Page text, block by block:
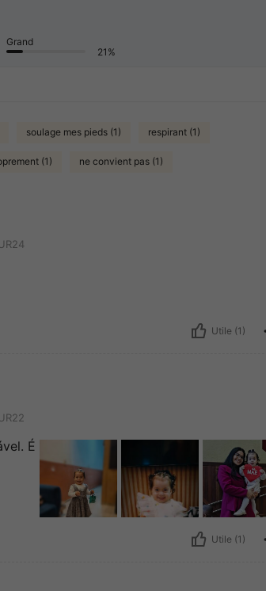
Grand
21%
soulage mes pieds (1) respirant (1)
(1) ne convient pas (1)
Utile (1)
É
Utile (1)